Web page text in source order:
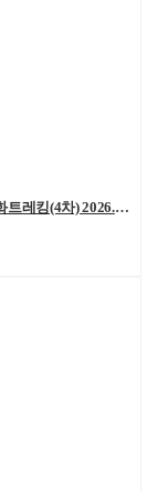
원주역사문화트레킹(4차) 2026. 06. 27.(토)